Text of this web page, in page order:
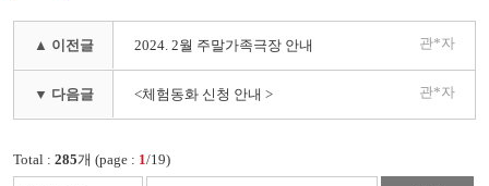
▲ 이전글 2024. 2월 주말가족극장 안내 관*자
▼ 다음글 <체험동화 신청 안내 > 관*자
Total : 285개 (page : 1/19)